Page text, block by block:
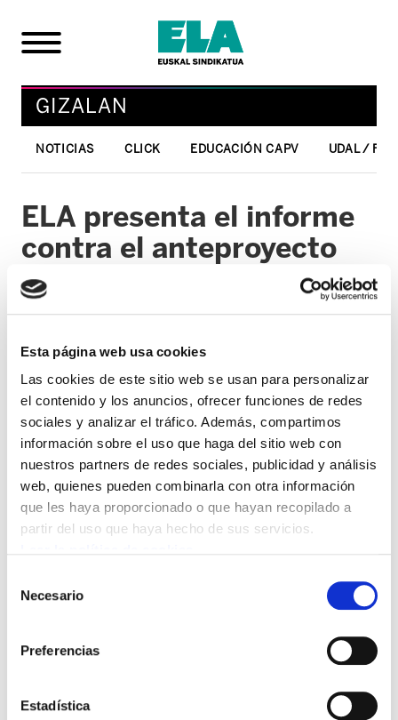
Esta página web usa cookies
Las cookies de este sitio web se usan para personalizar
el contenido y los anuncios, ofrecer funciones de redes
sociales y analizar el tráfico. Además, compartimos
información sobre el uso que haga del sitio web con
nuestros partners de redes sociales, publicidad y análisis
web, quienes pueden combinarla con otra información
que les haya proporcionado o que hayan recopilado a
partir del uso que haya hecho de sus servicios.
Necesario
Preferencias
Estadística
GIZALAN
NOTICIAS CLICK EDUCACIÓN CAPV UDAL /
ELA presenta el informe
contra el anteproyecto
de ley sobre la
dependencia
17/02/2006
GIZALAN
El Gobierno Español aprobó en enero el
anteproyecto de ley de promoción de la
autonomía personal y atención a las personas
en situación de dependencia. ELA crítico muy
duramente ese proyecto. Hoy, los responsables
presentado en Gasteiz el informe que ha